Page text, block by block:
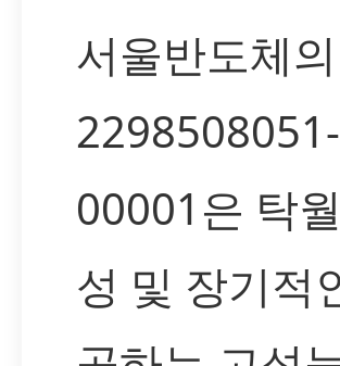
서울반도체
00001은 탁
성 및 장기적